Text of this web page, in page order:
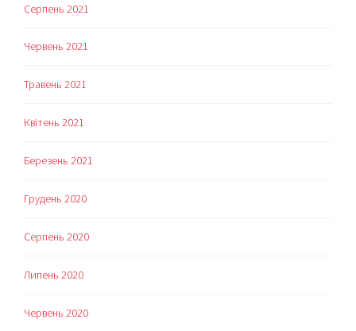
Серпень 2021
Червень 2021
Травень 2021
Квітень 2021
Березень 2021
Грудень 2020
Серпень 2020
Липень 2020
Червень 2020